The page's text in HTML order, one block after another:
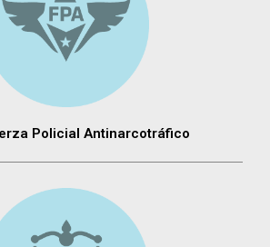
Policial Antinarcotráfico